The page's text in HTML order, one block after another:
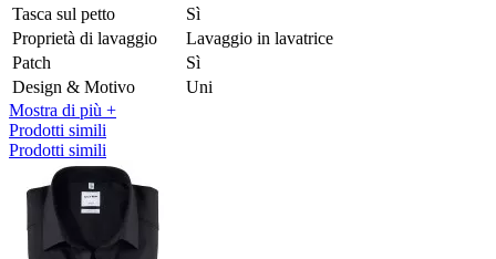
Tasca sul petto
Sì
Proprietà di lavaggio
Lavaggio in lavatrice
Patch
Sì
Design & Motivo
Uni
Mostra di più +
Prodotti simili
Prodotti simili